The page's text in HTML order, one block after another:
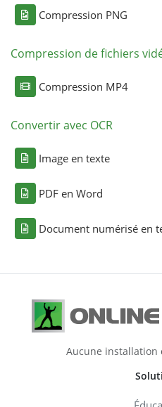
Compression PNG
Compression de fichiers
Compression MP4
Convertir avec OCR
Image en texte
PDF en Word
Document numérisé en
Aucune installation